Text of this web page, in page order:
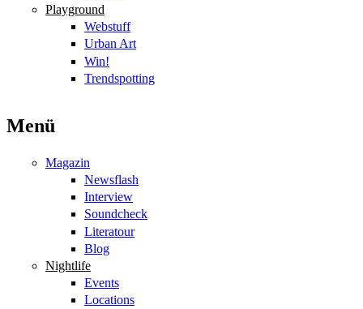
Playground
Webstuff
Urban Art
Win!
Trendspotting
Menü
Magazin
Newsflash
Interview
Soundcheck
Literatour
Blog
Nightlife
Events
Locations